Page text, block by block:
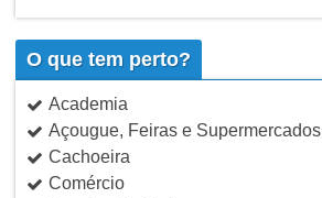
O que tem perto?
Academia
Açougue, Feiras e Supermercados
Cachoeira
Comércio